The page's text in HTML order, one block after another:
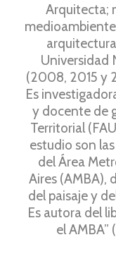
Arquitecta;
Universidad
(2008, 2015 y
Es
y docente de
Territorial
estudio son
del Área
Aires (AMBA),
del paisaje y
Es autora del
el AMBA”